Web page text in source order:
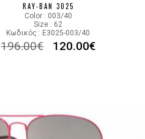
RAY-BAN 3025
Color : 003/40
Size : 62
Κωδικός : E3025-003/40
196.00€ 120.00€